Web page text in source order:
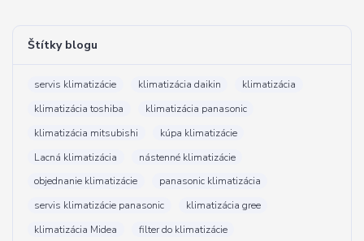
Štítky blogu
servis klimatizácie klimatizácia daikin
klimatizácia
klimatizácia toshiba
klimatizácia panasonic
klimatizácia mitsubishi
kúpa klimatizácie
Lacná klimatizácia
nástenné klimatizácie
objednanie klimatizácie
panasonic klimatizácia
servis klimatizácie panasonic
klimatizácia gree
klimatizácia Midea
filter do klimatizácie